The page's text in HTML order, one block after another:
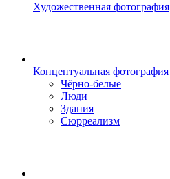
Художественная фотография
Концептуальная фотография
Чёрно-белые
Люди
Здания
Сюрреализм